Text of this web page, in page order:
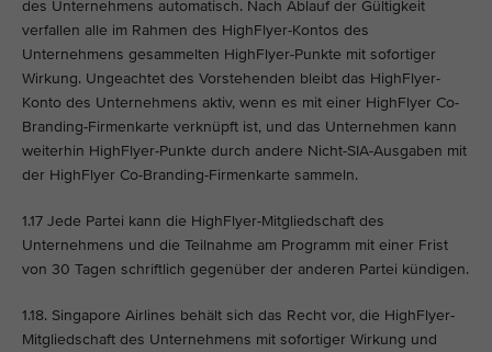
des Unternehmens automatisch. Nach Ablauf der Gültigkeit
verfallen alle im Rahmen des HighFlyer-Kontos des
Unternehmens gesammelten HighFlyer-Punkte mit sofortiger
Wirkung. Ungeachtet des Vorstehenden bleibt das HighFlyer-
Konto des Unternehmens aktiv, wenn es mit einer HighFlyer Co-
Branding-Firmenkarte verknüpft ist, und das Unternehmen kann
weiterhin HighFlyer-Punkte durch andere Nicht-SIA-Ausgaben mit
der HighFlyer Co-Branding-Firmenkarte sammeln.
1.17 Jede Partei kann die HighFlyer-Mitgliedschaft des
Unternehmens und die Teilnahme am Programm mit einer Frist
von 30 Tagen schriftlich gegenüber der anderen Partei kündigen.
1.18. Singapore Airlines behält sich das Recht vor, die HighFlyer-
Mitgliedschaft des Unternehmens mit sofortiger Wirkung und